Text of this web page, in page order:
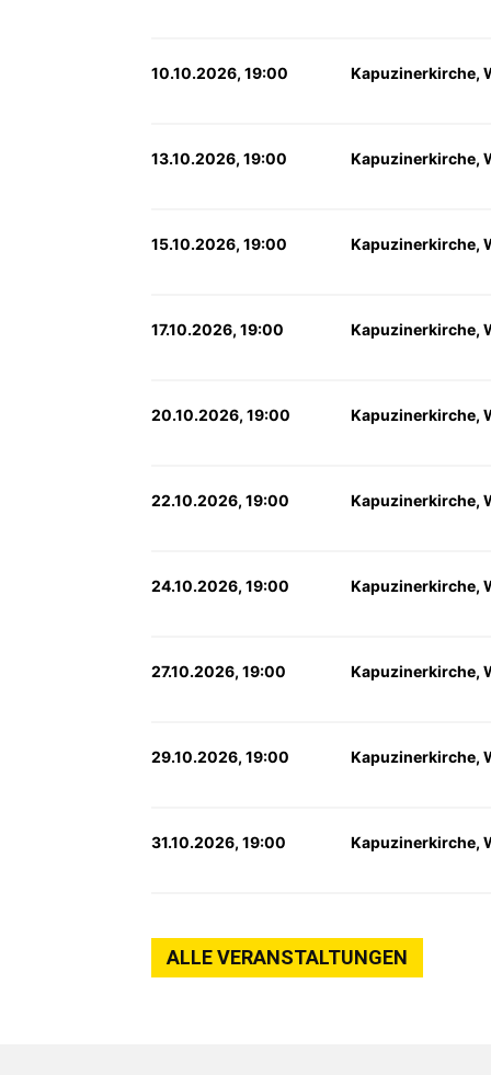
10.10.2026, 19:00 Kapuzinerkirche,
13.10.2026, 19:00 Kapuzinerkirche,
15.10.2026, 19:00 Kapuzinerkirche,
17.10.2026, 19:00 Kapuzinerkirche,
20.10.2026, 19:00 Kapuzinerkirche,
22.10.2026, 19:00 Kapuzinerkirche,
24.10.2026, 19:00 Kapuzinerkirche,
27.10.2026, 19:00 Kapuzinerkirche,
29.10.2026, 19:00 Kapuzinerkirche,
31.10.2026, 19:00 Kapuzinerkirche,
ALLE VERANSTALTUNGEN